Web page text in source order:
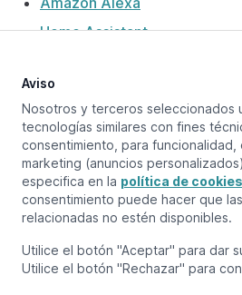
Home Assistant
Actualizado en:October 22, 2024
Página anterior
Home Assistant
Emparejar/
Aviso
Nosotros y terceros seleccionados
tecnologías similares con fines
consentimiento, para
marketing (anuncios
especifica en la política de cookies
consentimiento puede hacer que
relacionadas no estén disponibles.
Utilice el botón "Aceptar" para dar
Utilice el botón "Rechazar" para